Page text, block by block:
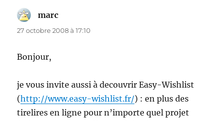
marc
27 octobre 2008 à 17:10
Bonjour,
je vous invite aussi à decouvrir Easy-Wishlist
(http://www.easy-wishlist.fr/) : en plus des
tirelires en ligne pour n’importe quel projet